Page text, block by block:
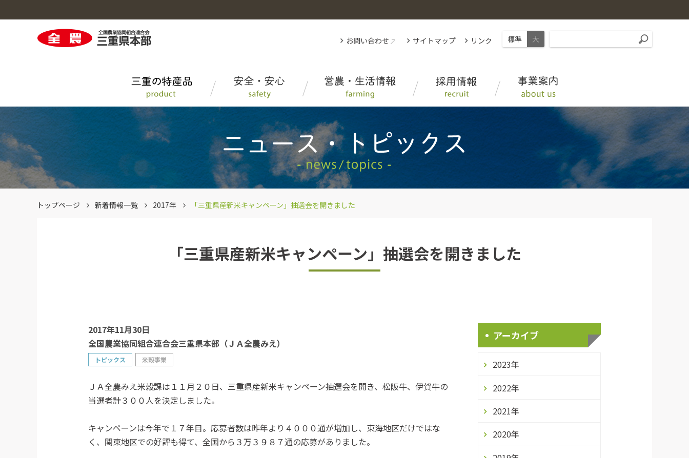
お問い合わせ サイトマップ リンク 標準 大
三重の特産品のトップへ 人と自然にやさしいお米の産地
みえのお肉に注目！ ＪＡタウン「三重の味自慢」
お肉の直売所 おいしいレシピ
営農・生活情報のトップへ アグリインフォ（生産者・ＪＡ向け情報）
ＪＡ葬祭グループみえ 三重県内ＪＡ－ＳＳ
採用情報のトップへ AGRI TRADER
教育・研修制度、福利厚生 採用Q＆A
ＪＡ、ＪＡ全農とは？ 事業案内
事業案内のトップへ 事業内容
SR活動 子会社
トップページ 新着情報一覧 2017年 「三重県産新米キャンペーン」抽選会を開きました
「三重県産新米キャンペーン」抽選会を開きました
2017年11月30日
全国農業協同組合連合会三重県本部（ＪＡ全農みえ）
トピックス 米穀事業
ＪＡ全農みえ米穀課は１１月２０日、三重県産新米キャンペーン抽選会を開き、松阪牛、伊賀牛の
当選者計３００人を決定しました。
キャンペーンは今年で１７年目。応募者数は昨年より４０００通が増加し、東海地区だけではな
く、関東地区での好評も得て、全国から３万３９８７通の応募がありました。
アーカイブ
2023年
2022年
2021年
2020年